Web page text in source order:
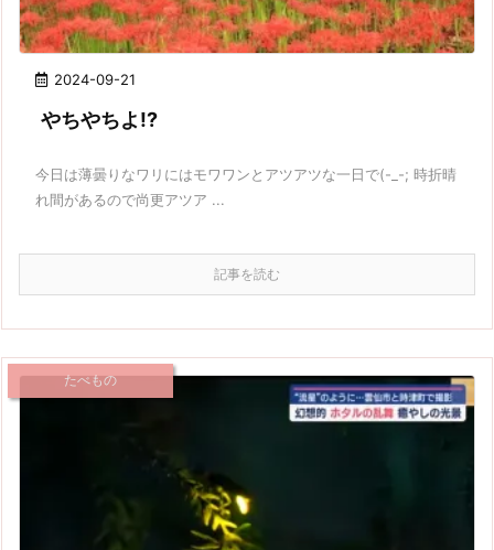
2024-09-21
やちやちよ!?
今日は薄曇りなワリにはモワワンとアツアツな一日で(-_-; 時折晴
れ間があるので尚更アツア ...
記事を読む
たべもの